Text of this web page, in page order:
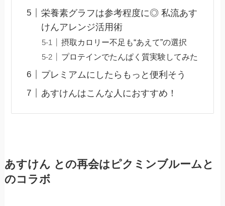
栄養素グラフは参考程度に◎ 私流あす
けんアレンジ活用術
摂取カロリー不足も“あえて”の選択
プロテインでたんぱく質実験してみた
プレミアムにしたらもっと便利そう
あすけんはこんな人におすすめ！
あすけん との再会はピクミンブルームと
のコラボ